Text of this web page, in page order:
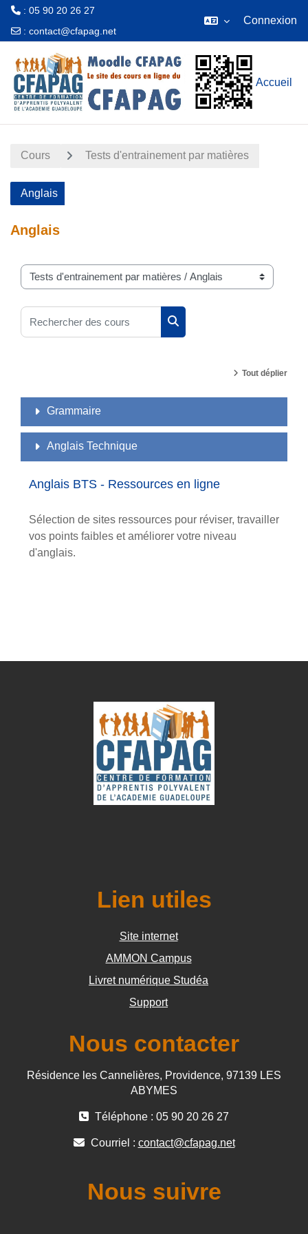
: 05 90 20 26 27
: contact@cfapag.net
Connexion
Accueil
Cours Tests d'entrainement par matières
Anglais
Anglais
Catégories de cours
Rechercher des cours
Rechercher des cours
Tout déplier
Grammaire
Anglais Technique
Anglais BTS - Ressources en ligne
Sélection de sites ressources pour réviser, travailler
vos points faibles et améliorer votre niveau
d'anglais.
Lien utiles
Site internet
AMMON Campus
Livret numérique Studéa
Support
Nous contacter
Résidence les Cannelières, Providence, 97139 LES
ABYMES
Téléphone : 05 90 20 26 27
Courriel : contact@cfapag.net
Nous suivre